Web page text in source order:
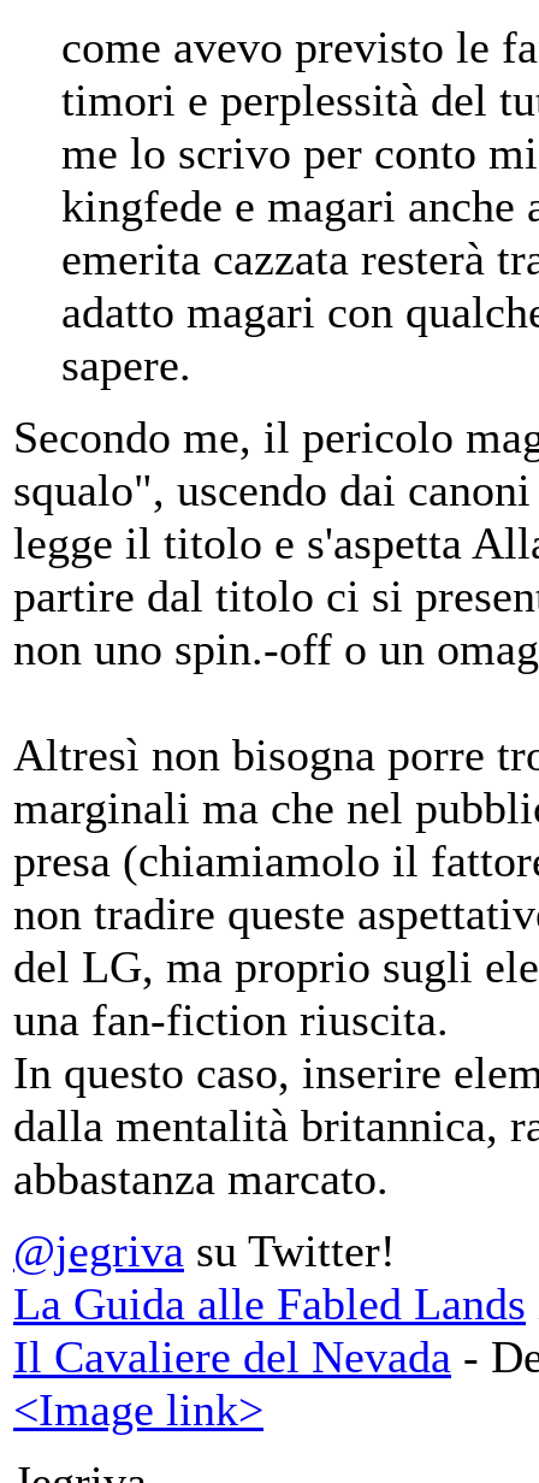
come avevo previsto le
timori e perplessità del
me lo scrivo per conto
kingfede e magari anche
emerita cazzata resterà
adatto magari con
sapere.
Secondo me, il pericolo
squalo", uscendo dai
legge il titolo e s'aspetta
partire dal titolo ci si
non uno spin.-off o un
Altresì non bisogna porre
marginali ma che nel
presa (chiamiamolo il
non tradire queste
del LG, ma proprio sugli
una fan-fiction riuscita.
In questo caso, inserire
dalla mentalità britannica,
abbastanza marcato.
@jegriva su Twitter!
La Guida alle Fabled Lands
Il Cavaliere del Nevada -
<Image link>